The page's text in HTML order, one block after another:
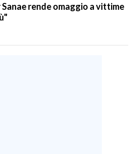
Sanae rende omaggio a vittime